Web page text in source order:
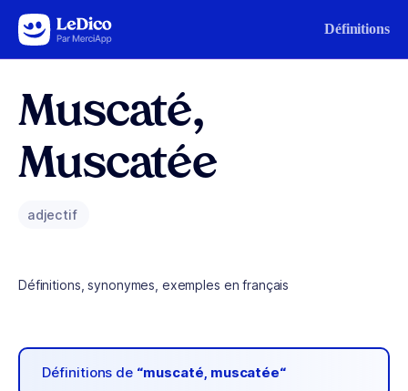
Aller au contenu Définitions
Muscaté,
Muscatée
adjectif
Définitions, synonymes, exemples en français
Définitions de “muscaté, muscatée“